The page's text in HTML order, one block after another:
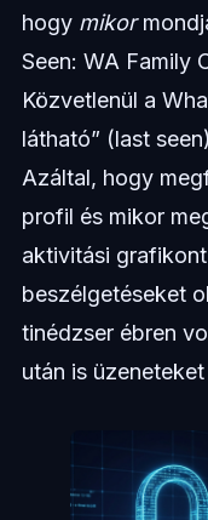
hogy mikor
Seen: WA Family
Közvetlenül a
látható” (last
Azáltal, hogy
profil és mikor
aktivitási
beszélgetéseket
tinédzser ébren
után is